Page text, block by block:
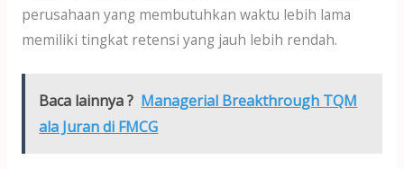
perusahaan yang membutuhkan waktu lebih lama
memiliki tingkat retensi yang jauh lebih rendah.
Baca lainnya ? Managerial Breakthrough TQM
ala Juran di FMCG